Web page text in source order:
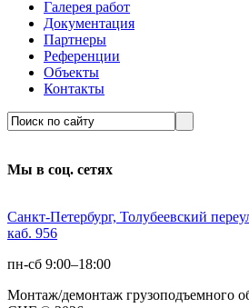
Галерея работ
Документация
Партнеры
Референции
Объекты
Контакты
Мы в соц. сетях
Санкт-Петербург, Толубеевский
каб. 956
пн-сб 9:00–18:00
Монтаж/демонтаж грузоподъемного